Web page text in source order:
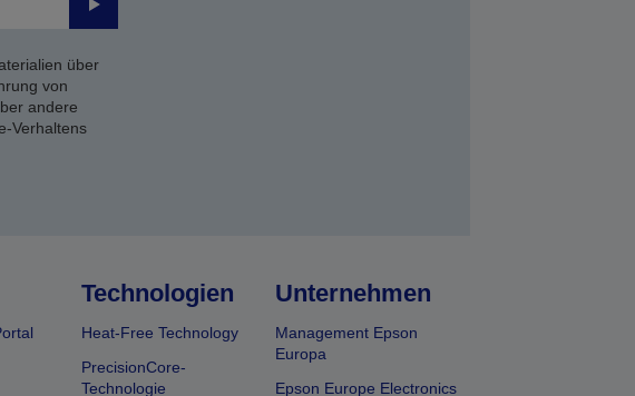
Senden
über
von
andere
Verhaltens
Technologien
Heat-Free Technology
PrecisionCore-
Technologie
Unternehmen
Management Epson
Europa
Epson Europe Electronics